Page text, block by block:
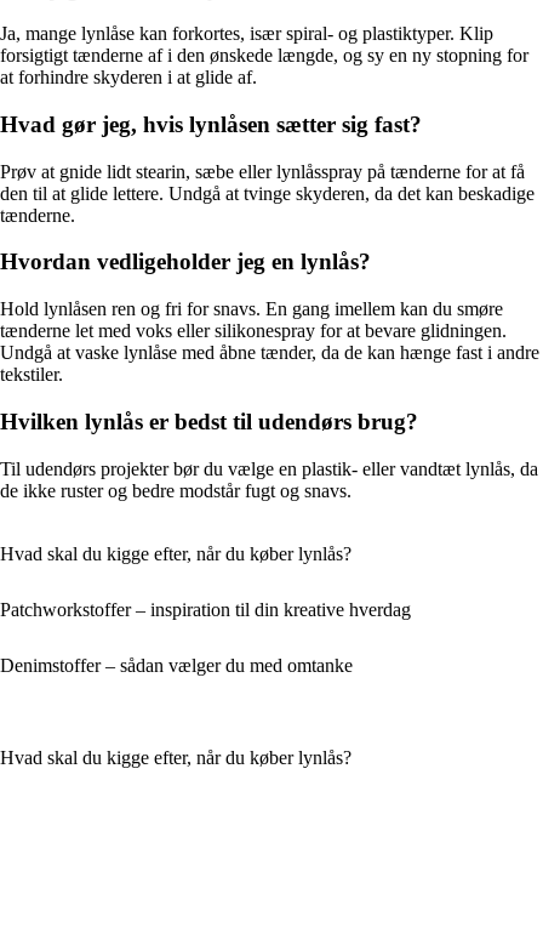
Ja, mange lynlåse kan forkortes, især spiral- og plastiktyper. Klip
forsigtigt tænderne af i den ønskede længde, og sy en ny stopning for
at forhindre skyderen i at glide af.
Hvad gør jeg, hvis lynlåsen sætter sig fast?
Prøv at gnide lidt stearin, sæbe eller lynlåsspray på tænderne for at få
den til at glide lettere. Undgå at tvinge skyderen, da det kan beskadige
tænderne.
Hvordan vedligeholder jeg en lynlås?
Hold lynlåsen ren og fri for snavs. En gang imellem kan du smøre
tænderne let med voks eller silikonespray for at bevare glidningen.
Undgå at vaske lynlåse med åbne tænder, da de kan hænge fast i andre
tekstiler.
Hvilken lynlås er bedst til udendørs brug?
Til udendørs projekter bør du vælge en plastik- eller vandtæt lynlås, da
de ikke ruster og bedre modstår fugt og snavs.
Hvad skal du kigge efter, når du køber lynlås?
Patchworkstoffer – inspiration til din kreative hverdag
Denimstoffer – sådan vælger du med omtanke
Hvad skal du kigge efter, når du køber lynlås?